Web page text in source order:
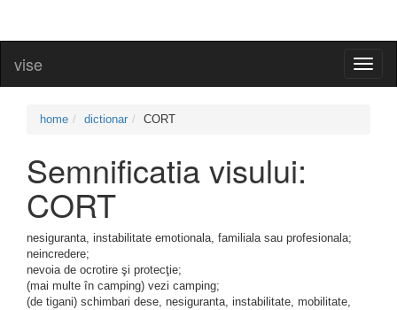
vise
home dictionar CORT
Semnificatia visului:
CORT
nesiguranta, instabilitate emotionala, familiala sau profesionala;
neincredere;
nevoia de ocrotire şi protecţie;
(mai multe în camping) vezi camping;
(de tigani) schimbari dese, nesiguranta, instabilitate, mobilitate,